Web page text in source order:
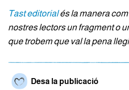
Tast editorialés la manera
nostres lectors un fragment o
que trobem que val la pena
Desa la publicació